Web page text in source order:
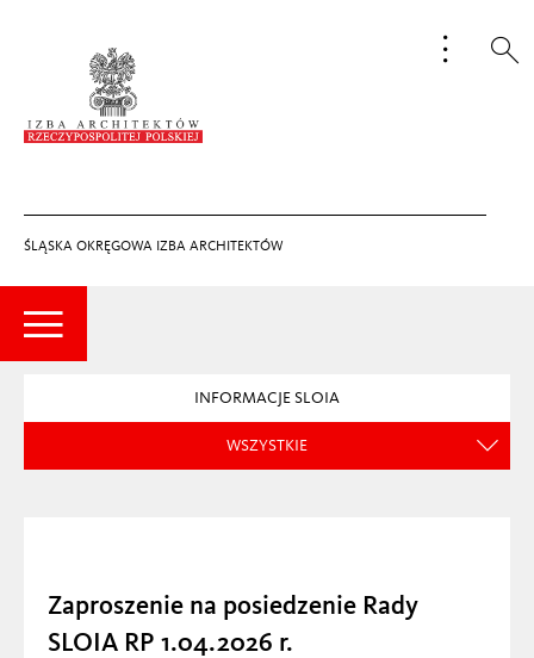
ŚLĄSKA OKRĘGOWA IZBA ARCHITEKTÓW
INFORMACJE SLOIA
WSZYSTKIE
OKK
Zaproszenie na posiedzenie Rady
SLOIA RP 1.04.2026 r.